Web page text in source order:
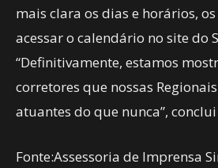
mais clara os dias e horários,
acessar o calendário no site do
“Definitivamente, estamos
corretores que nossas
atuantes do que nunca”,
Fonte:Assessoria de Imprensa